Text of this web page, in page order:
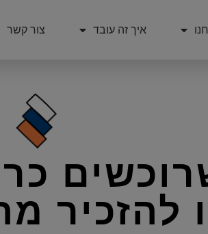
איך זה עובד צור קשר
להזכיר